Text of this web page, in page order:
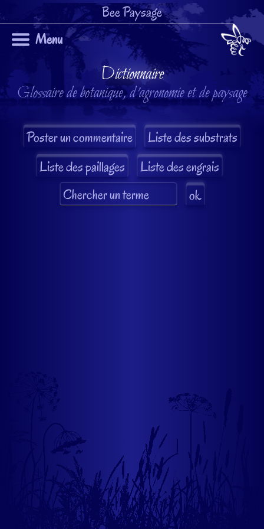
Bee Paysage
Menu
Dictionnaire
Glossaire de botanique, d'agronomie et de paysage
Liste des substrats
Liste des paillages
Liste des engrais